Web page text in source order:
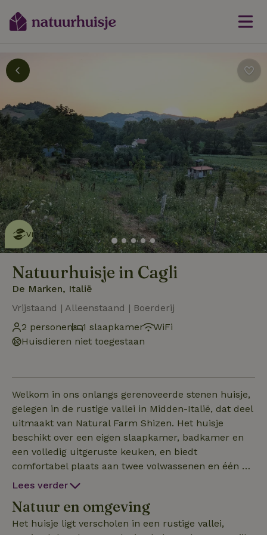
Dit natuurhuisje is eco-
vriendelijklees meer
Natuurhuisje in Cagli
De Marken, Italië
Vrijstaand | Alleenstaand | Boerderij
2 personen
1 slaapkamer
WiFi
Huisdieren niet toegestaan
Welkom in ons onlangs gerenoveerde stenen huisje,
gelegen in de rustige vallei in Midden-Italië, dat deel
uitmaakt van Natural Farm Shizen. Het huisje
beschikt over een eigen slaapkamer, badkamer en
een volledig uitgeruste keuken, en biedt
comfortabel plaats aan twee volwassenen en één of
twee kinderen. Het is de perfecte plek om te
deel uitmaakt van een levendige
boerengemeenschap. Het hele jaar door
Lees verder
Natuur en omgeving
Het huisje ligt verscholen in een rustige vallei,